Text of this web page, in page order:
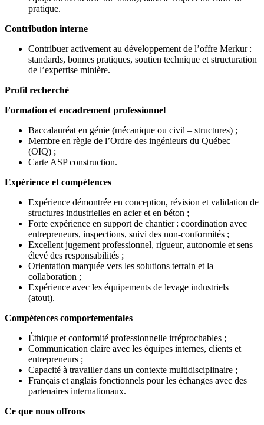
pratique.
Contribution interne
Contribuer activement au développement de l’offre Merkur :
standards, bonnes pratiques, soutien technique et structuration
de l’expertise minière.
Profil recherché
Formation et encadrement professionnel
Baccalauréat en génie (mécanique ou civil – structures) ;
Membre en règle de l’Ordre des ingénieurs du Québec
(OIQ) ;
Carte ASP construction.
Expérience et compétences
Expérience démontrée en conception, révision et validation de
structures industrielles en acier et en béton ;
Forte expérience en support de chantier : coordination avec
entrepreneurs, inspections, suivi des non-conformités ;
Excellent jugement professionnel, rigueur, autonomie et sens
élevé des responsabilités ;
Orientation marquée vers les solutions terrain et la
collaboration ;
Expérience avec les équipements de levage industriels
(atout).
Compétences comportementales
Éthique et conformité professionnelle irréprochables ;
Communication claire avec les équipes internes, clients et
entrepreneurs ;
Capacité à travailler dans un contexte multidisciplinaire ;
Français et anglais fonctionnels pour les échanges avec des
partenaires internationaux.
Ce que nous offrons